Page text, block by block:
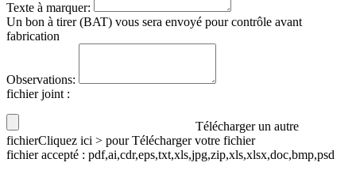
Texte à marquer:
Un bon à tirer (BAT) vous sera envoyé pour contrôle avant
fabrication
Observations:
fichier joint :
Télécharger un autre
fichierCliquez ici > pour Télécharger votre fichier
fichier accepté : pdf,ai,cdr,eps,txt,xls,jpg,zip,xls,xlsx,doc,bmp,psd